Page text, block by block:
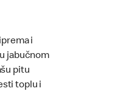
i
jabučnom
pitu
toplu i